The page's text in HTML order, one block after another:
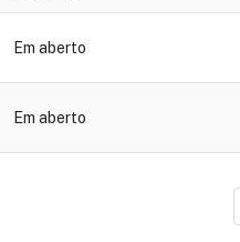
Em aberto
Em aberto